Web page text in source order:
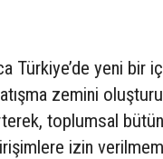
Türkiye’de yeni bir iç
zemini
toplumsal
izin